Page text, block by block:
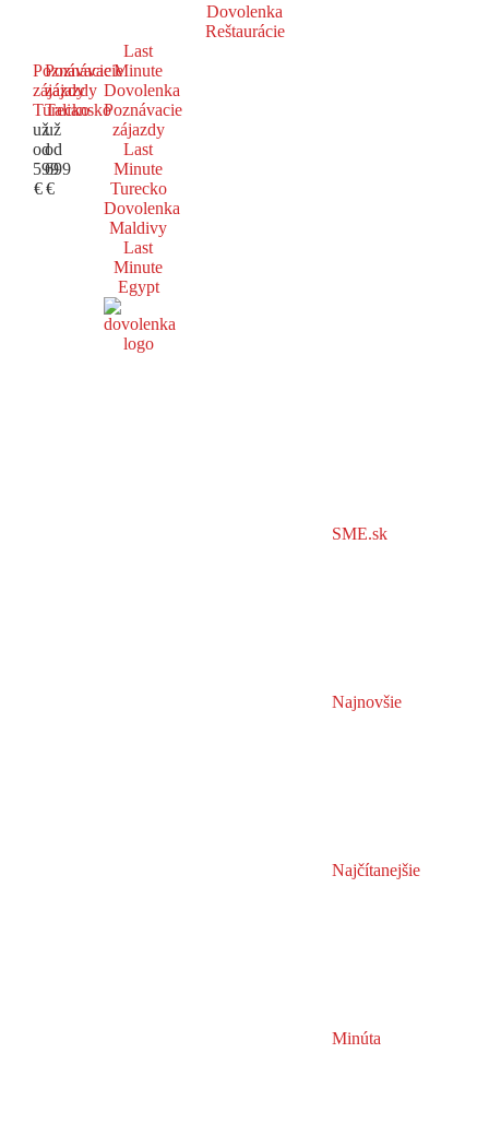
Dovolenka
Reštaurácie
Poznávacie
zájazdy
Turecko
už
od
599
€
Poznávacie
zájazdy
Taliansko
už
od
699
€
Last
Minute
Dovolenka
Poznávacie
zájazdy
Last
Minute
Turecko
Dovolenka
Maldivy
Last
Minute
Egypt
SME.sk
Najnovšie
Najčítanejšie
Minúta